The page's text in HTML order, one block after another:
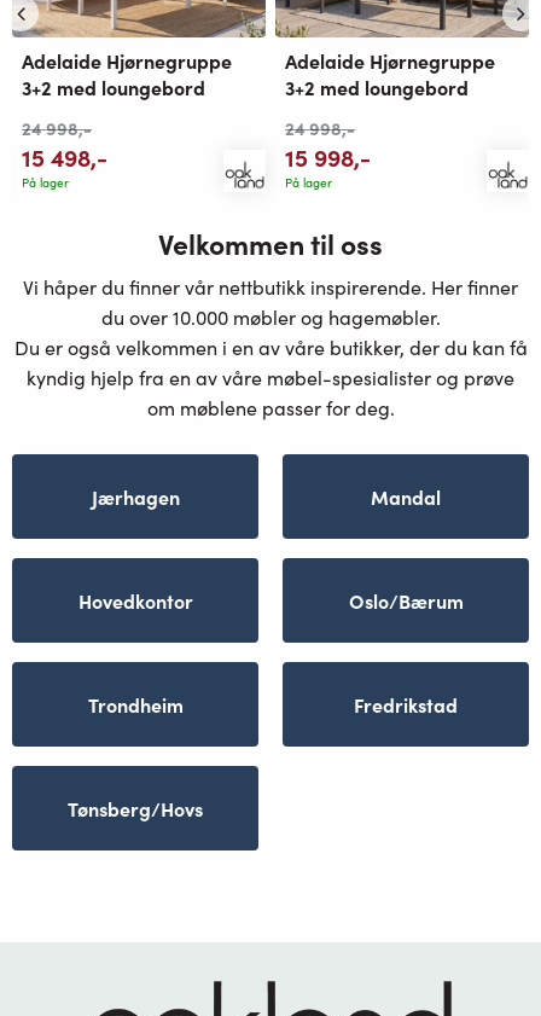
Adelaide Hjørnegruppe
3+2 med loungebord
24 998,-
15 498,-
På lager
Adelaide Hjørnegruppe
3+2 med loungebord
24 998,-
15 998,-
På lager
Velkommen til oss
Vi håper du finner vår nettbutikk inspirerende. Her finner
du over 10.000 møbler og hagemøbler.
Du er også velkommen i en av våre butikker, der du kan få
kyndig hjelp fra en av våre møbel-spesialister og prøve
om møblene passer for deg.
Jærhagen Mandal
Hovedkontor Oslo/Bærum
Trondheim Fredrikstad
Tønsberg/Hovs